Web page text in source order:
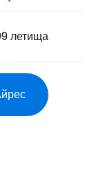
летища